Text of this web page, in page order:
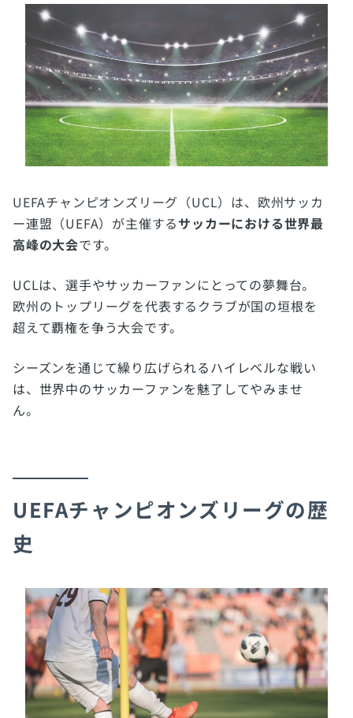
UEFAチャンピオンズリーグ（UCL）は、欧州サッカ
ー連盟（UEFA）が主催するサッカーにおける世界最
高峰の大会です。
UCLは、選手やサッカーファンにとっての夢舞台。
欧州のトップリーグを代表するクラブが国の垣根を
超えて覇権を争う大会です。
シーズンを通じて繰り広げられるハイレベルな戦い
は、世界中のサッカーファンを魅了してやみませ
ん。
UEFAチャンピオンズリーグの歴
史